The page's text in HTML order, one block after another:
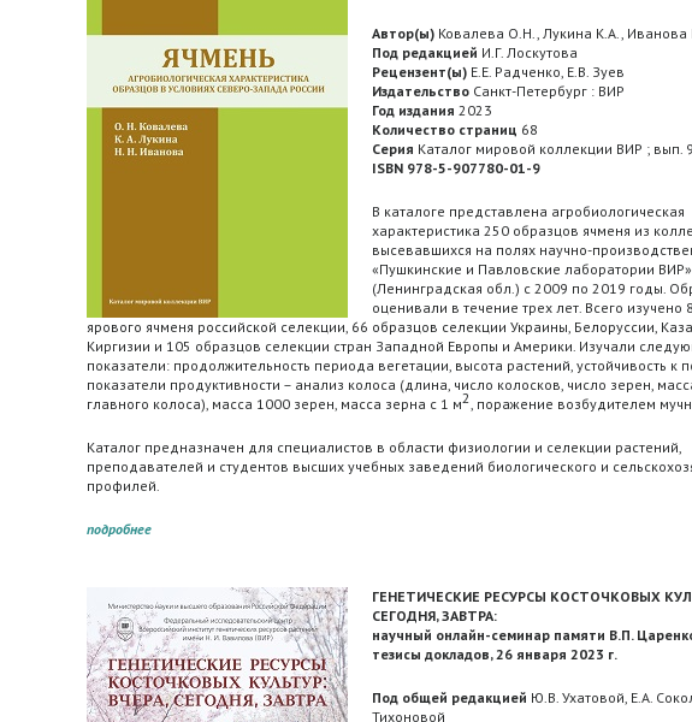
Автор(ы) Ковалева О.Н., Лукина К.А., Иванова
Под редакцией И.Г. Лоскутова
Рецензент(ы) Е.Е. Радченко, Е.В. Зуев
Издательство Санкт-Петербург : ВИР
Год издания 2023
Количество страниц 68
Серия Каталог мировой коллекции ВИР ; вып.
ISBN 978-5-907780-01-9
В каталоге представлена агробиологическая
характеристика 250 образцов ячменя из
высевавшихся на полях научно-
«Пушкинские и Павловские лаборатории ВИР»
(Ленинградская обл.) с 2009 по 2019 годы.
оценивали в течение трех лет. Всего изучено
ярового ячменя российской селекции, 66 образцов селекции Украины, Белоруссии,
Киргизии и 105 образцов селекции стран Западной Европы и Америки. Изучали
показатели: продолжительность периода вегетации, высота растений, устойчивость к
показатели продуктивности – анализ колоса (длина, число колосков, число зерен,
главного колоса), масса 1000 зерен, масса зерна с 1 м2, поражение возбудителем
Каталог предназначен для специалистов в области физиологии и селекции растений,
преподавателей и студентов высших учебных заведений биологического и
профилей.
подробнее
ГЕНЕТИЧЕСКИЕ РЕСУРСЫ КОСТОЧКОВЫХ
СЕГОДНЯ, ЗАВТРА:
научный онлайн-семинар памяти В.П.
тезисы докладов, 26 января 2023 г.
Под общей редакцией Ю.В. Ухатовой, Е.А.
Тихоновой